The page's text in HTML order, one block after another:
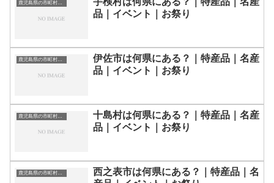
鹿児島県の市町村一覧
品｜イベント｜お祭り
鹿児島県の市町村一覧
伊佐市は何県にある？｜特産品｜名産
品｜イベント｜お祭り
鹿児島県の市町村一覧
十島村は何県にある？｜特産品｜名産
品｜イベント｜お祭り
鹿児島県の市町村一覧
西之表市は何県にある？｜特産品｜名